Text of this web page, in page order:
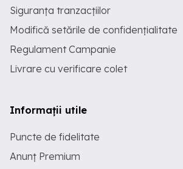
Siguranța tranzacțiilor
Modifică setările de confidențialitate
Regulament Campanie
Livrare cu verificare colet
Informații utile
Puncte de fidelitate
Anunț Premium